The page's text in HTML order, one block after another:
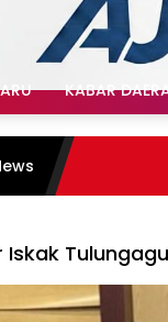
KABAR
Iskak